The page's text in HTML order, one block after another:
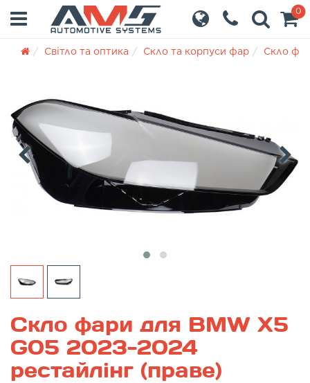
0
Світло та оптика Скло та корпуси фар Скло
Скло фари для BMW X5
G05 2023-2024
рестайлінг (праве)